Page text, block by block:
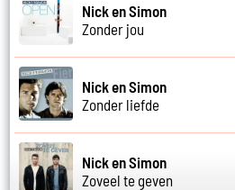
Nick en Simon
Zonder jou
Nick en Simon
Zonder liefde
Nick en Simon
Zoveel te geven